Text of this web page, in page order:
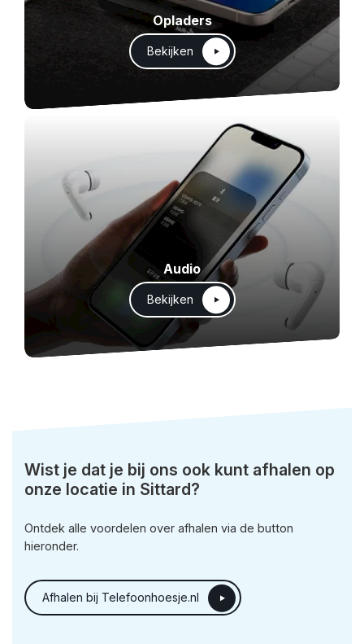
Opladers
Bekijken
Audio
Bekijken
Wist je dat je bij ons ook kunt afhalen op
onze locatie in Sittard?
Ontdek alle voordelen over afhalen via de button
hieronder.
Afhalen bij Telefoonhoesje.nl